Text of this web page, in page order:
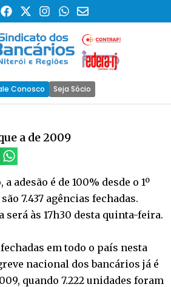
Conosco Seja Sócio
a de 2009
adesão é de 100% desde o 1º
7.437 agências fechadas.
será às 17h30 desta quinta-feira.
em todo o país nesta
nacional dos bancários já é
quando 7.222 unidades foram